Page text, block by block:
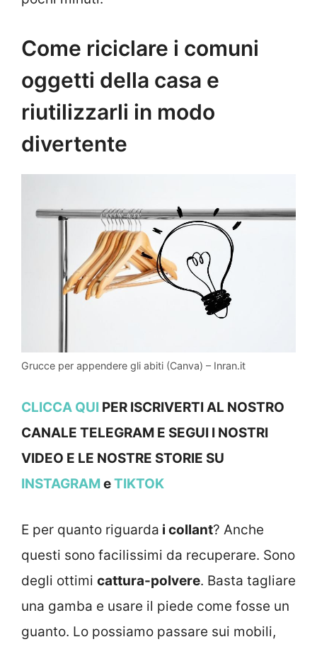
Come riciclare i comuni
oggetti della casa e
riutilizzarli in modo
divertente
Grucce per appendere gli abiti (Canva) – Inran.it
CLICCA QUI PER ISCRIVERTI AL NOSTRO
CANALE TELEGRAM E SEGUI I NOSTRI
VIDEO E LE NOSTRE STORIE SU
INSTAGRAMeTIKTOK
E per quanto riguarda i collant? Anche
questi sono facilissimi da recuperare. Sono
degli ottimi cattura-polvere. Basta tagliare
una gamba e usare il piede come fosse un
guanto. Lo possiamo passare sui mobili,